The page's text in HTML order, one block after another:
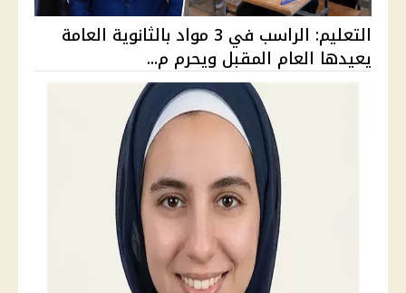
التعليم: الراسب في 3 مواد بالثانوية العامة
يعيدها العام المقبل ويحرم م...